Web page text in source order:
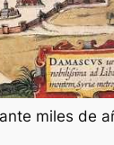
miles de